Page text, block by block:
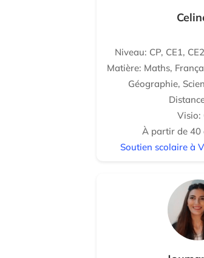
Niveau: CP, CE1,
Matière: Maths,
Géographie,
Visio:
À partir de 40
Soutien scolaire à